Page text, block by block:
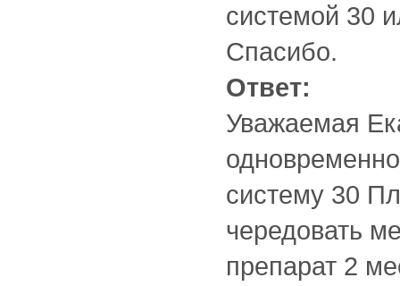
системой 30
Спасибо.
Ответ:
Уважаемая
систему 30
чередовать
препарат 2